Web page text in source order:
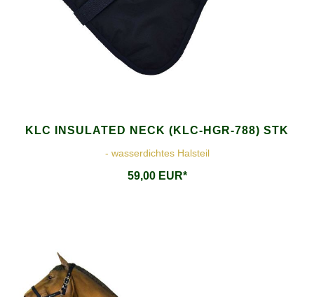
KLC INSULATED NECK (KLC-HGR-788) STK
- wasserdichtes Halsteil
59,00 EUR*